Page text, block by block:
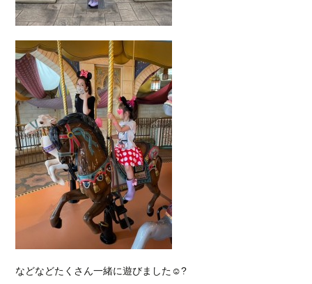
などなどたくさん一緒に遊びました☺?